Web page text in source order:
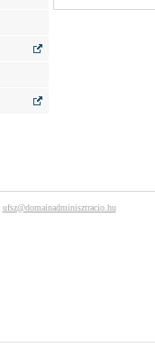
ufsz@domainadminisztracio.hu